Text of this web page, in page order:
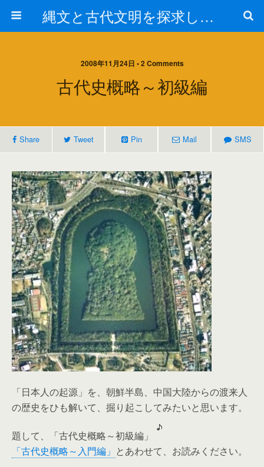
縄文と古代文明を探求しよう！
2008年11月24日 • 2 Comments
古代史概略～初級編
Share Tweet Pin Mail SMS
「日本人の起源」を、朝鮮半島、中国大陸からの渡来人
の歴史をひも解いて、掘り起こしてみたいと思います。
題して、「古代史概略～初級編」
「古代史概略～入門編」 とあわせて、お読みください。